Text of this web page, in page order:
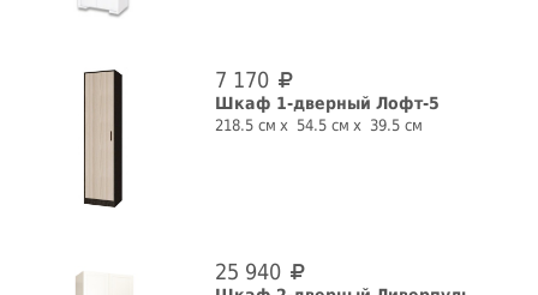
7 170
Шкаф 1-дверный Лофт-5
218.5 см 54.5 см 39.5 см
25 940